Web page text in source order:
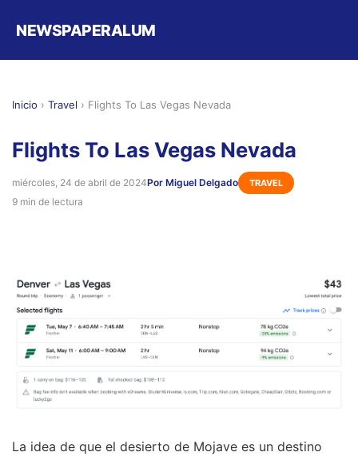
NEWSPAPERALUM
Inicio › Travel › Flights To Las Vegas Nevada
Flights To Las Vegas Nevada
miércoles, 24 de abril de 2024Por Miguel Delgado TRAVEL
9 min de lectura
La idea de que el desierto de Mojave es un destino